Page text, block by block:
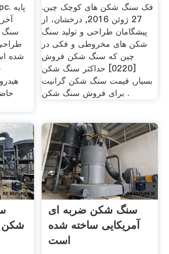
شده
فک سنگ شکن های کوچک چین.
27 ژوئن 2016, درخشان، از
پیشگامان طراحی و تولید سنگ
شکن های مخروطی و فکی در
چین که سنگ شکن فروش
[0220] حداکثر سنگ شکن
بسیار, قیمت سنگ شکن گرانیت
برای فروش سنگ شکن .
شکن
سنگ شکن ضربه ای
آمریکایی ساخته شده
است